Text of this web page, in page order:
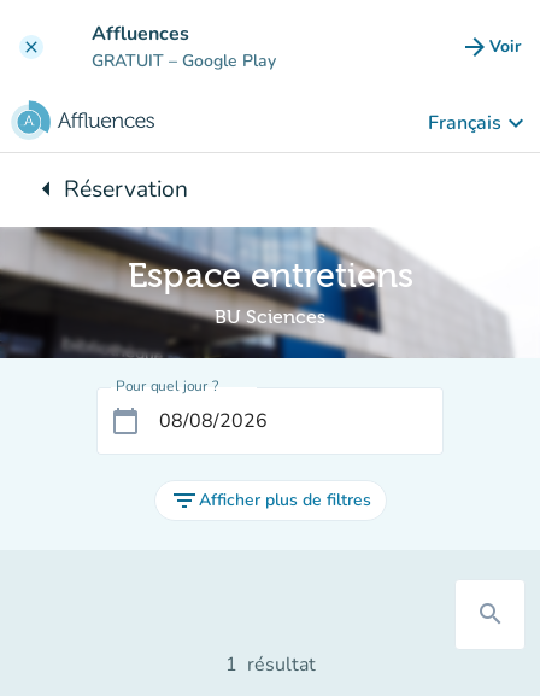
clear Affluences
GRATUIT – Google Play arrow_forward Voir
Français keyboard_arrow_down
arrow_leftRetour à :
Réservation
Espace entretiens
BU Sciences
Pour quel jour ?
calendar_today
filter_listAfficher plus de filtres
search
1 résultat